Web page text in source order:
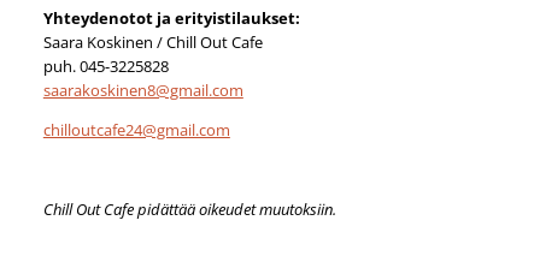
Yhteydenotot ja erityistilaukset:
Saara Koskinen / Chill Out Cafe
puh. 045-3225828
saarakoskinen8@gmail.com
chilloutcafe24@gmail.com
Chill Out Cafe pidättää oikeudet muutoksiin.